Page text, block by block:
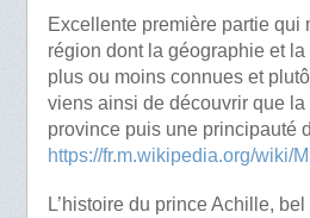
Excellente première partie qui
région dont la géographie et
plus ou moins connues et
viens ainsi de découvrir que
province puis une principauté
https://fr.m.wikipedia.org/wiki/
L’histoire du prince Achille,